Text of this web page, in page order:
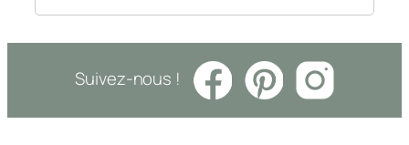
Suivez-nous !